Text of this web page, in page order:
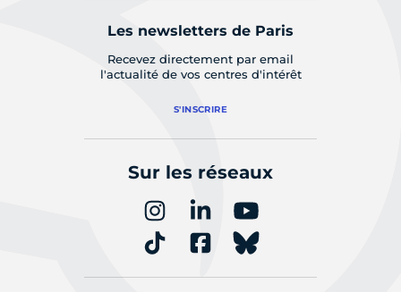
Les newsletters de Paris
Recevez directement par email
l'actualité de vos centres d'intérêt
S'INSCRIRE
Sur les réseaux